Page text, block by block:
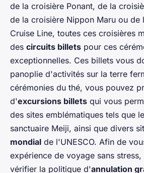
de la croisière Ponant, de la
de la croisière Nippon Maru ou de
Cruise Line, toutes ces croisières
des circuits billets pour ces
exceptionnelles. Ces billets vous
panoplie d'activités sur la terre
cérémonies du thé, vous pouvez
d'excursions billets qui vous
des sites emblématiques tels que le
sanctuaire Meiji, ainsi que divers
mondial de l'UNESCO. Afin de
expérience de voyage sans
vérifier la politique d'annulation